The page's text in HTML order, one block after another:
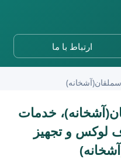
ارتباط با ما
خدمات
لوکس و تجهیز